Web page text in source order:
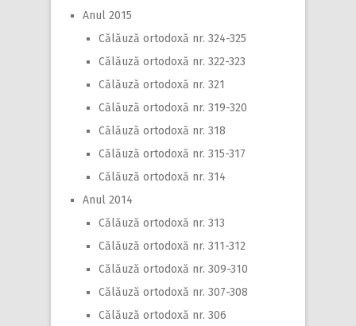
Anul 2015
Călăuză ortodoxă nr. 324-325
Călăuză ortodoxă nr. 322-323
Călăuză ortodoxă nr. 321
Călăuză ortodoxă nr. 319-320
Călăuză ortodoxă nr. 318
Călăuză ortodoxă nr. 315-317
Călăuză ortodoxă nr. 314
Anul 2014
Călăuză ortodoxă nr. 313
Călăuză ortodoxă nr. 311-312
Călăuză ortodoxă nr. 309-310
Călăuză ortodoxă nr. 307-308
Călăuză ortodoxă nr. 306